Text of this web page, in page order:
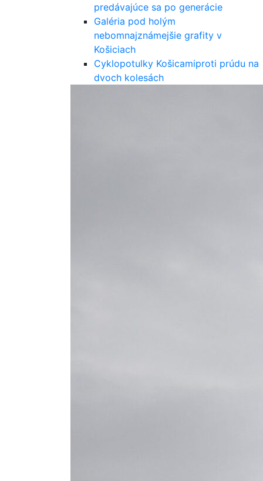
predávajúce sa po generácie
Galéria pod holým
nebomnajznámejšie grafity v
Košiciach
Cyklopotulky Košicamiproti prúdu na
dvoch kolesách